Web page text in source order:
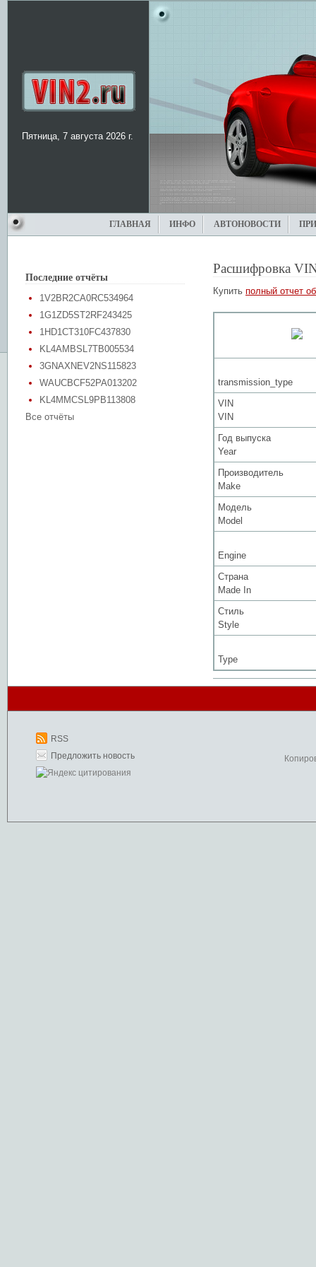
Пятница, 7 августа 2026 г.
ГЛАВНАЯ ИНФО АВТОНОВОСТИ
Последние отчёты
1V2BR2CA0RC534964
1G1ZD5ST2RF243425
1HD1CT310FC437830
KL4AMBSL7TB005534
3GNAXNEV2NS115823
WAUCBCF52PA013202
KL4MMCSL9PB113808
Все отчёты
Расшифровка
Купить полный отчет
transmission_type
VIN
VIN
Год выпуска
Year
Производитель
Make
Модель
Model
Engine
Страна
Made In
Стиль
Style
Type
RSS
Предложить новость